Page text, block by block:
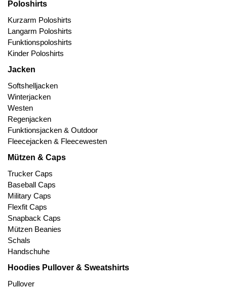
Poloshirts
Kurzarm Poloshirts
Langarm Poloshirts
Funktionspoloshirts
Kinder Poloshirts
Jacken
Softshelljacken
Winterjacken
Westen
Regenjacken
Funktionsjacken & Outdoor
Fleecejacken & Fleecewesten
Mützen & Caps
Trucker Caps
Baseball Caps
Military Caps
Flexfit Caps
Snapback Caps
Mützen Beanies
Schals
Handschuhe
Hoodies Pullover & Sweatshirts
Pullover